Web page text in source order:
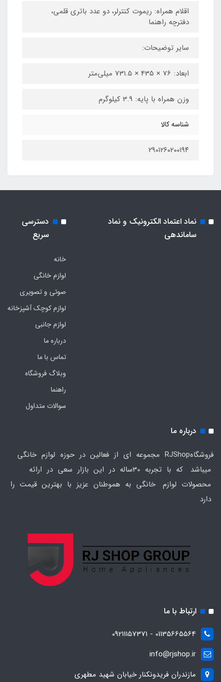
اقلام همراه: ریموت کنترلر، دو عدد باتری قلمی،
دفترچه راهنما
سایر توضیحات:
ابعاد: 76 × 435 × 731.5 میلی‌متر
وزن همراه با پایه: 3.9 کیلوگرم
شناسه کالا
۲۹۰۱۲۶۰۲۰۰۱۹۴
نماد اعتماد الکترونیک و نماد
ساماندهی
دسترسی
سریع
خانه
لوازم خانگی
صوتی و تصویری
لوازم کوچک آشپزخانه
لوازم جانبی
درباره ما
تماس با ما
وبلاگ فروشگاه
راهنما
سوالات متداول
درباره ما
فروشگاهRJShop مجموعه ای از فعالین در حوزه لوازم خانگی
میباشد که با تجربه 30ساله در این بازار سعی در ارائه
محصولات لوازم خانگی به هموطنان عزیز با بهترین قیمت را
دارد
ارتباط با ما
01135665564 - 09211157371
info@rjshop.ir
مازندران فریدونکنار خیابان شهید مطهری